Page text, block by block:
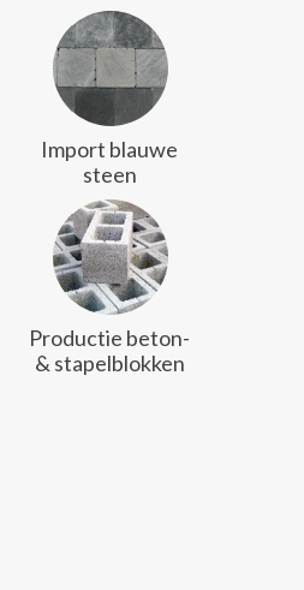
Import blauwe
steen
Productie beton-
& stapelblokken